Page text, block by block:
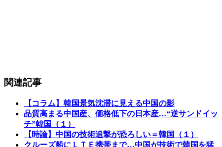
関連記事
【コラム】韓国景気沈滞に見える中国の影
品質高まる中国産、価格低下の日本産…“逆サンドイッ
チ”韓国（１）
【時論】中国の技術追撃が恐ろしい＝韓国（１）
クルーズ船にＬＴＥ携帯まで…中国が技術で韓国を猛